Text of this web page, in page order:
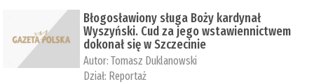
Błogosławiony sługa Boży kardynał
Wyszyński. Cud za jego wstawiennictwem
dokonał się w Szczecinie
Autor:Tomasz Duklanowski
Dział: Reportaż